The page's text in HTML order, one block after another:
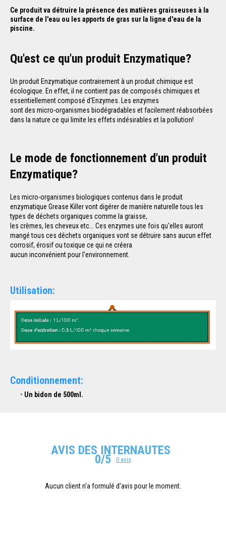
Ce produit va détruire la présence des matières graisseuses à la
surface de l'eau ou les apports de gras sur la ligne d'eau de la
piscine.
Qu'est ce qu'un produit Enzymatique?
Un produit Enzymatique contrairement à un produit chimique est
écologique. En effet, il ne contient pas de composés chimiques et
essentiellement composé d'Enzymes. Les enzymes
sont des micro-organismes biodégradables et facilement réabsorbées
dans la nature ce qui limite les effets indésirables et la pollution!
Le mode de fonctionnement d'un produit
Enzymatique?
Les micro-organismes biologiques contenus dans le produit
enzymatique Grease Killer vont digérer de manière naturelle tous les
types de déchets organiques comme la graisse,
les crèmes, les cheveux etc... Ces enzymes une fois qu'elles auront
mangé tous ces déchets organiques vont se détruire sans aucun effet
corrosif, érosif ou toxique ce qui ne créera
aucun inconvénient pour l'environnement.
Utilisation:
Conditionnement:
Un bidon de 500ml.
AVIS DES INTERNAUTES
0/5 0 avis
Aucun client n'a formulé d'avis pour le moment.